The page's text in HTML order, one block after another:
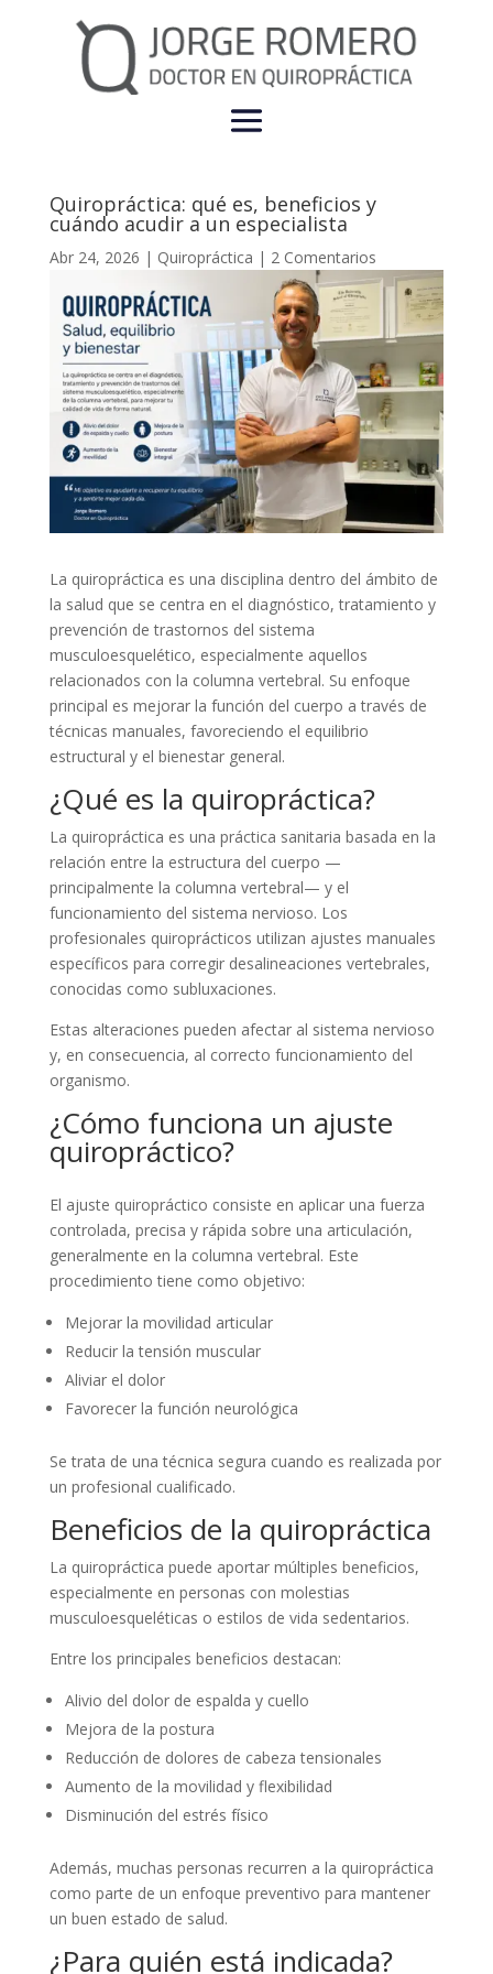
Quiropráctica: qué es, beneficios y
cuándo acudir a un especialista
Abr 24, 2026 | Quiropráctica | 2 Comentarios
La quiropráctica es una disciplina dentro del ámbito de
la salud que se centra en el diagnóstico, tratamiento y
prevención de trastornos del sistema
musculoesquelético, especialmente aquellos
relacionados con la columna vertebral. Su enfoque
principal es mejorar la función del cuerpo a través de
técnicas manuales, favoreciendo el equilibrio
estructural y el bienestar general.
¿Qué es la quiropráctica?
La quiropráctica es una práctica sanitaria basada en la
relación entre la estructura del cuerpo —
principalmente la columna vertebral— y el
funcionamiento del sistema nervioso. Los
profesionales quiroprácticos utilizan ajustes manuales
específicos para corregir desalineaciones vertebrales,
conocidas como subluxaciones.
Estas alteraciones pueden afectar al sistema nervioso
y, en consecuencia, al correcto funcionamiento del
organismo.
¿Cómo funciona un ajuste
quiropráctico?
El ajuste quiropráctico consiste en aplicar una fuerza
controlada, precisa y rápida sobre una articulación,
generalmente en la columna vertebral. Este
procedimiento tiene como objetivo:
Mejorar la movilidad articular
Reducir la tensión muscular
Aliviar el dolor
Favorecer la función neurológica
Se trata de una técnica segura cuando es realizada por
un profesional cualificado.
Beneficios de la quiropráctica
La quiropráctica puede aportar múltiples beneficios,
especialmente en personas con molestias
musculoesqueléticas o estilos de vida sedentarios.
Entre los principales beneficios destacan:
Alivio del dolor de espalda y cuello
Mejora de la postura
Reducción de dolores de cabeza tensionales
Aumento de la movilidad y flexibilidad
Disminución del estrés físico
Además, muchas personas recurren a la quiropráctica
como parte de un enfoque preventivo para mantener
un buen estado de salud.
¿Para quién está indicada?